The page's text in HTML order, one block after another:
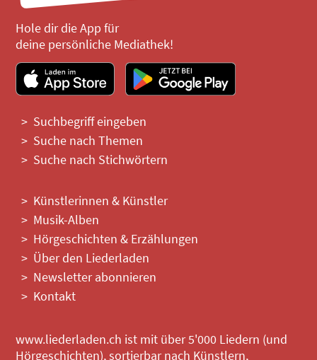
Hole dir die App für
deine persönliche Mediathek!
Suchbegriff eingeben
Suche nach Themen
Suche nach Stichwörtern
Künstlerinnen & Künstler
Musik-Alben
Hörgeschichten & Erzählungen
Über den Liederladen
Newsletter abonnieren
Kontakt
www.liederladen.ch ist mit über 5'000 Liedern (und
Hörgeschichten), sortierbar nach Künstlern,